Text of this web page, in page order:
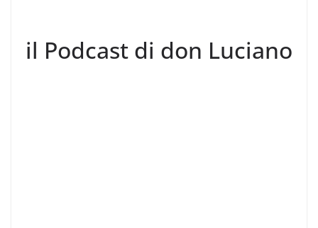
il Podcast di don Luciano